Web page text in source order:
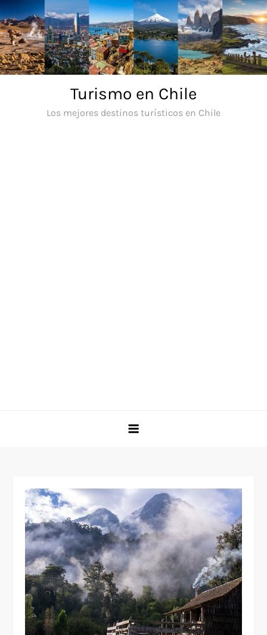
Saltar
al
contenido
Turismo en Chile
Los mejores destinos turísticos en Chile